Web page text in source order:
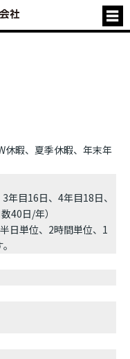
休暇、夏季休暇、年末年
年目16日、4年目18日、
40日/年）
日単位、2時間単位、1